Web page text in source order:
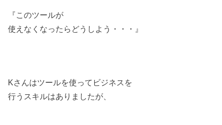
『このツールが
使えなくなったらどうしよう・・・』
Kさんはツールを使ってビジネスを
行うスキルはありましたが、